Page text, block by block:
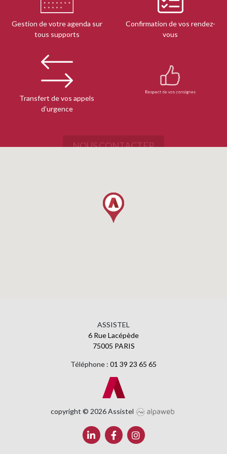
Gestion de votre agenda sur
tous supports
Confirmation de vos rendez-
vous
Transfert de vos appels
d’urgence
NOUS CONTACTER
ASSISTEL
6 Rue Lacépède
75005 PARIS
Téléphone : 01 39 23 65 65
copyright © 2026 Assistel